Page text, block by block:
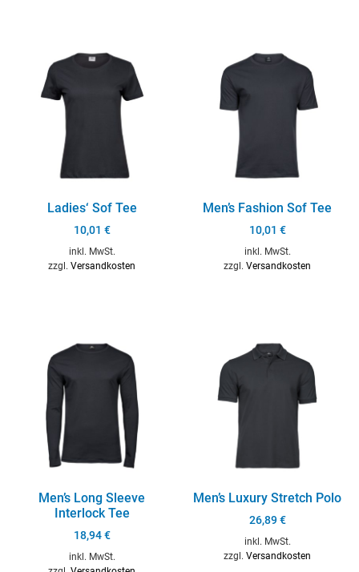
Ladies‘ Sof Tee
10,01 €
inkl. MwSt.
zzgl. Versandkosten
Men’s Fashion Sof Tee
10,01 €
inkl. MwSt.
zzgl. Versandkosten
Men’s Long Sleeve
Interlock Tee
18,94€
inkl. MwSt.
Men’s Luxury Stretch Polo
26,89€
inkl. MwSt.
zzgl. Versandkosten